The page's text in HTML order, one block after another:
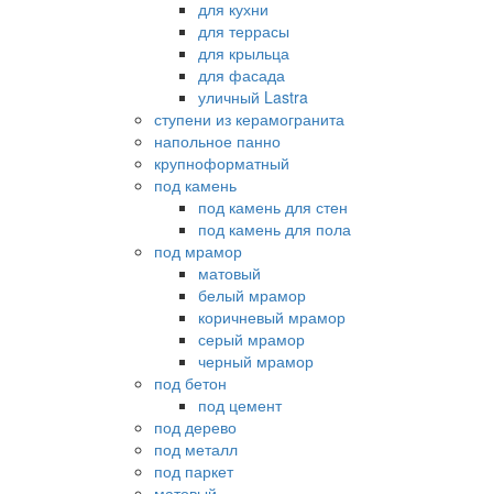
для кухни
для террасы
для крыльца
для фасада
уличный Lastra
ступени из керамогранита
напольное панно
крупноформатный
под камень
под камень для стен
под камень для пола
под мрамор
матовый
белый мрамор
коричневый мрамор
серый мрамор
черный мрамор
под бетон
под цемент
под дерево
под металл
под паркет